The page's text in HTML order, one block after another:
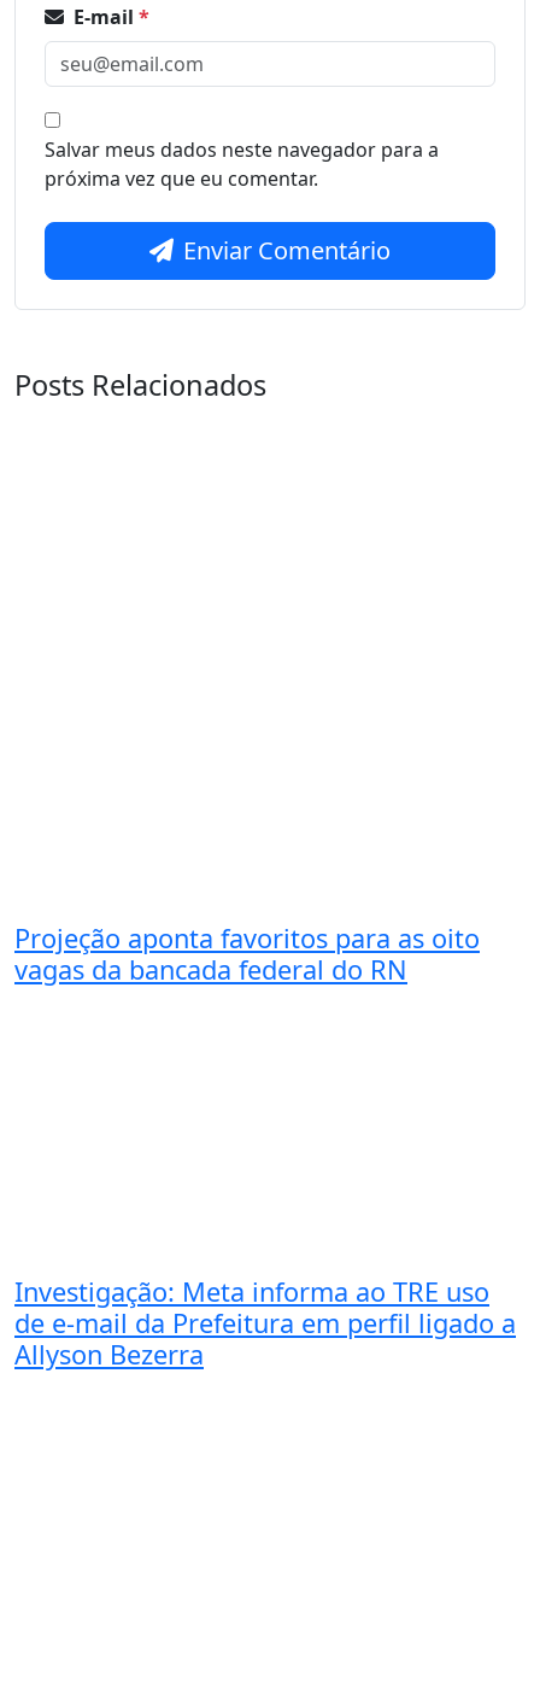
E-mail *
Salvar meus dados neste navegador para a
próxima vez que eu comentar.
Enviar Comentário
Posts Relacionados
Projeção aponta favoritos para as oito
vagas da bancada federal do RN
Investigação: Meta informa ao TRE uso
de e-mail da Prefeitura em perfil ligado a
Allyson Bezerra